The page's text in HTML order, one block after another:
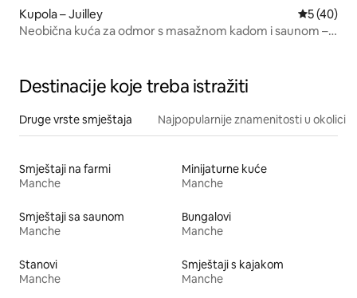
Kupola – Juilley Prosječna
5 (40)
Neobična kuća za odmor s masažnom kadom i saunom –
Destinacije koje treba istražiti
Druge vrste smještaja Najpopularnije znamenitosti u okolici
Smještaji na farmi
Manche
Minijaturne kuće
Manche
Smještaji sa saunom
Manche
Bungalovi
Manche
Stanovi
Manche
Smještaji s kajakom
Manche